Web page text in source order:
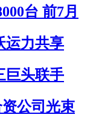
台 前7月
运力共享
巨头联手
公司光束